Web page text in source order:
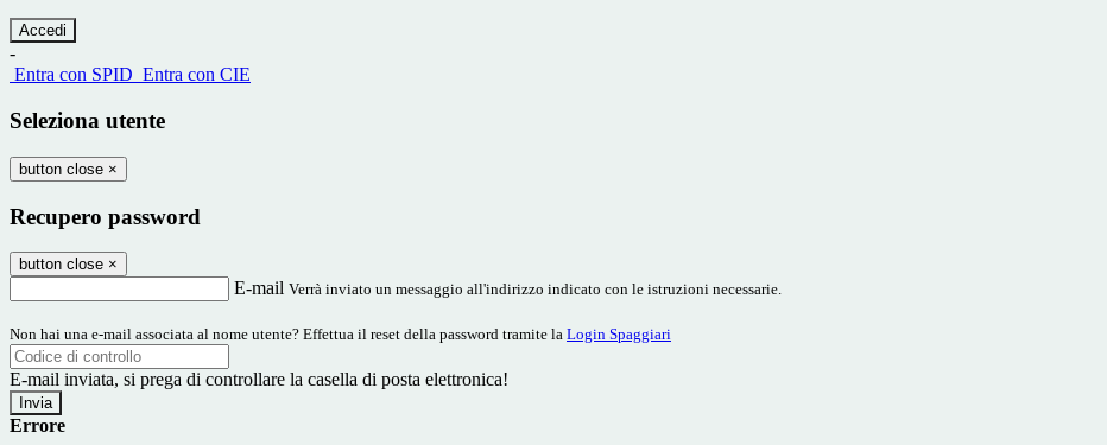
-
Entra con SPID Entra con CIE
Seleziona utente
button close ×
Recupero password
button close ×
E-mail Verrà inviato un messaggio all'indirizzo indicato con le istruzioni necessarie.
Non hai una e-mail associata al nome utente? Effettua il reset della password tramite la Login Spaggiari
E-mail inviata, si prega di controllare la casella di posta elettronica!
Errore